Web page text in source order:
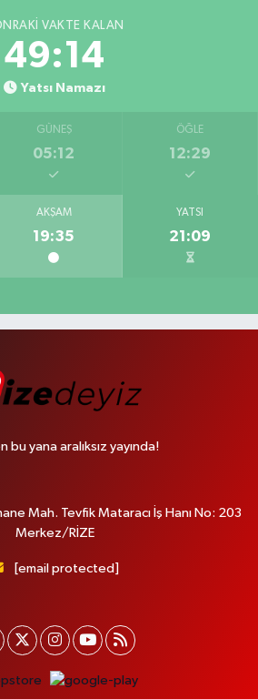
VAKTE KALAN
49:14
Yatsı Namazı
GÜNEŞ
05:12
ÖĞLE
12:29
AKŞAM
19:35
YATSI
21:09
yana aralıksız yayında!
Mah. Tevfik Mataracı İş Hanı No: 203
Merkez/RİZE
[email protected]